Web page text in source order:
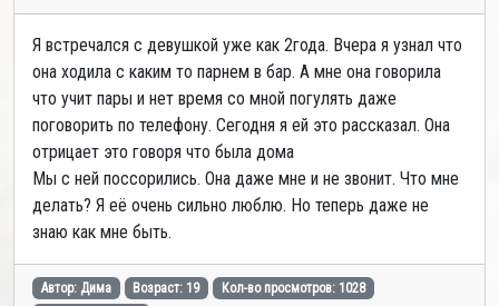
Я встречался с девушкой уже как 2года. Вчера я узнал что
она ходила с каким то парнем в бар. А мне она говорила
что учит пары и нет время со мной погулять даже
поговорить по телефону. Сегодня я ей это рассказал. Она
отрицает это говоря что была дома
Мы с ней поссорились. Она даже мне и не звонит. Что мне
делать? Я её очень сильно люблю. Но теперь даже не
знаю как мне быть.
Автор: Дима Возраст: 19
Кол-во просмотров: 1028